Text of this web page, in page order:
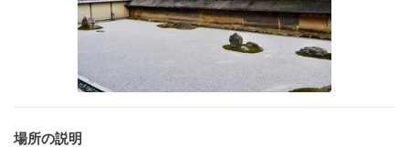
場所の説明